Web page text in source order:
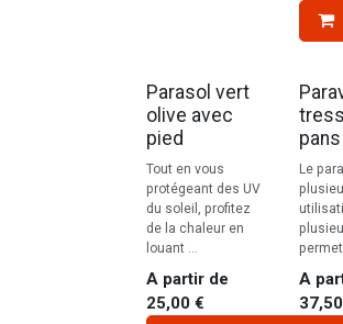
Parasol vert
olive avec
pied
Tout en vous
protégeant des UV
du soleil, profitez
de la chaleur en
louant ...
A partir de
25,00 €
pans
Le
permet
A
37,50